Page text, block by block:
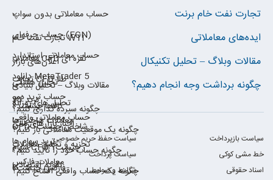
سیاست حفظ حریم خصوصی
سیاست بازپرداخت
سیاست پرداخت
خط مشی کوکی
شرایط و ضوابط
اسناد حقوقی
حساب معاملاتی بدون سواپ
حساب حرفه‌ای (ECN)
حساب معاملاتی استاندارد
دانلود MetaTrader 5
حساب ترید دمو
حساب معاملاتی واقعی
تجارت نفت خام برنت
تجارت نفت خام WTI
معاملات CFD نقره ای
تجارت CFD طلا
ترید کالا
معاملات شاخص‌ها
ترید سهام ها
معاملات فارکس
ایده‌های معاملاتی
اعلان‌های بازار
تحلیل هفتگی
تحلیل های روزانه
اخبار بازارهای مالی
تجزیه و تحلیل معاملات
تقویم اقتصادی
مقالات وبلاگ – تحلیل تکنیکال
مقالات وبلاگ – تحلیل بنیادی
کالاها چیستند؟
CFD شاخص چیست؟
سهام CFD چیست؟
فارکس چیست؟
چگونه برداشت وجه انجام دهیم؟
چگونه سپرده گذاری کنیم؟
چگونه یک موقعیت معاملاتی باز کنیم؟
چگونه حساب خود را تأیید کنیم؟
چگونه یک حساب واقعی افتتاح کنیم؟